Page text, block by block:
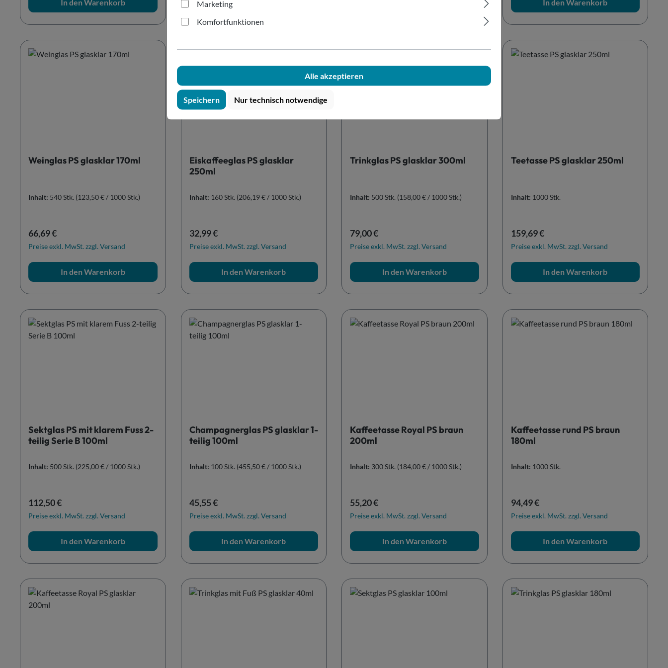
In den Warenkorb In den Warenkorb In den Warenkorb
Weinglas PS glasklar 170ml
Inhalt: 540 Stk. (123,50 € / 1000 Stk.)
Regulärer Preis:
66,69 €
Preise exkl. MwSt. zzgl. Versand
In den Warenkorb
Eiskaffeeglas PS glasklar
250ml
Inhalt: 160 Stk. (206,19 € / 1000 Stk.)
Regulärer Preis:
32,99 €
Preise exkl. MwSt. zzgl. Versand
In den Warenkorb
Trinkglas PS glasklar 300ml
Inhalt: 500 Stk. (158,00 € / 1000 Stk.)
Regulärer Preis:
79,00 €
Preise exkl. MwSt. zzgl. Versand
In den Warenkorb
Teetasse PS glasklar 250ml
Inhalt: 1000 Stk.
Regulärer Preis:
159,69 €
Preise exkl. MwSt. zzgl. Versand
In den Warenkorb
Sektglas PS mit klarem Fuss 2-
teilig Serie B 100ml
Inhalt: 500 Stk. (225,00 € / 1000 Stk.)
Regulärer Preis:
112,50 €
Preise exkl. MwSt. zzgl. Versand
In den Warenkorb
Champagnerglas PS glasklar 1-
teilig 100ml
Inhalt: 100 Stk. (455,50 € / 1000 Stk.)
Regulärer Preis:
45,55 €
Preise exkl. MwSt. zzgl. Versand
In den Warenkorb
Kaffeetasse Royal PS braun
200ml
Inhalt: 300 Stk. (184,00 € / 1000 Stk.)
Regulärer Preis:
55,20 €
Preise exkl. MwSt. zzgl. Versand
In den Warenkorb
Kaffeetasse rund PS braun
180ml
Inhalt: 1000 Stk.
Regulärer Preis:
94,49 €
Preise exkl. MwSt. zzgl. Versand
In den Warenkorb
Marketing
Komfortfunktionen
Alle akzeptieren
Speichern Nur technisch notwendige